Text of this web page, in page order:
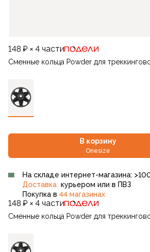
148 ₽ × 4 части
Сменные кольца Powder для
В корзину
Onesize
На складе интернет-магазина:
Доставка курьером или в ПВЗ
Покупка в 44 магазинах
148 ₽ × 4 части
Сменные кольца Powder для